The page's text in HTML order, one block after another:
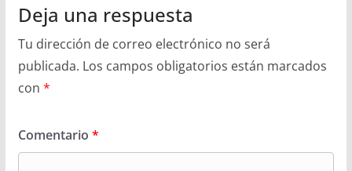
Deja una respuesta
Tu dirección de correo electrónico no será
publicada. Los campos obligatorios están marcados
con *
Comentario *